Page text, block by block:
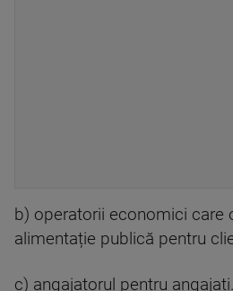
b) operatorii economici care
alimentație publică pentru
c) angajatorul pentru angajați.